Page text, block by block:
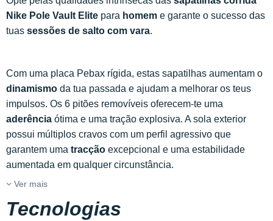
Nike Pole Vault Elite para homem e garante o sucesso das
tuas sessões de salto com vara.
Com uma placa Pebax rígida, estas sapatilhas aumentam o
dinamismo da tua passada e ajudam a melhorar os teus
impulsos. Os 6 pitões removíveis oferecem-te uma
aderência ótima e uma tração explosiva. A sola exterior
possui múltiplos cravos com um perfil agressivo que
garantem uma tracção excepcional e uma estabilidade
aumentada em qualquer circunstância.
Ver mais
Tecnologias